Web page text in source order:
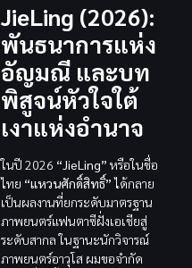
JieLing (2026):
พันธนาการแห่ง
อัญมณี และบท
พิสูจน์หัวใจใต้
เงาแห่งอำนาจ
ในปี 2026 “JieLing” หรือในชื่อ
ไทย “แหวนศักดิ์สิทธิ์”ได้กลาย
เป็นผลงานที่ยกระดับมาตรฐาน
ภาพยนตร์แฟนตาซีฝั่งเอเชียสู่
ระดับสากล ในฐานะนักวิจารณ์
ภาพยนตร์อาวุโส ผมขอจำกัด